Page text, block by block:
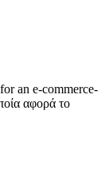
an e-commerce-
αφορά το